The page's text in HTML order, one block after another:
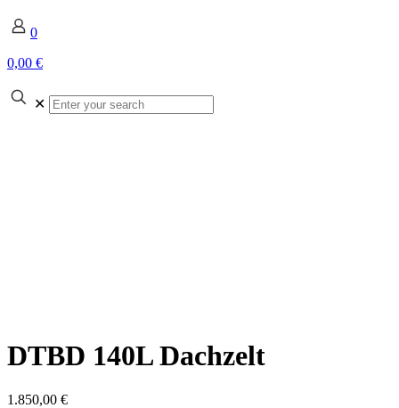
0
0,00 €
✕
DTBD 140L Dachzelt
1.850,00 €